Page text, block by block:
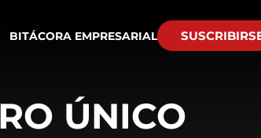
BITÁCORA EMPRESARIAL
ÚNICO